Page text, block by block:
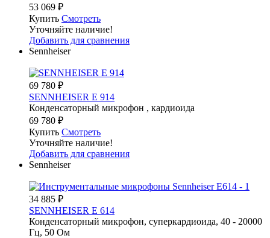
53 069 ₽
Купить Смотреть
Уточняйте наличие!
Добавить для сравнения
Sennheiser
69 780 ₽
SENNHEISER E 914
Конденсаторный микрофон , кардиоида
69 780 ₽
Купить Смотреть
Уточняйте наличие!
Добавить для сравнения
Sennheiser
34 885 ₽
SENNHEISER E 614
Конденсаторный микрофон, суперкардиоида, 40 - 20000
Гц, 50 Ом